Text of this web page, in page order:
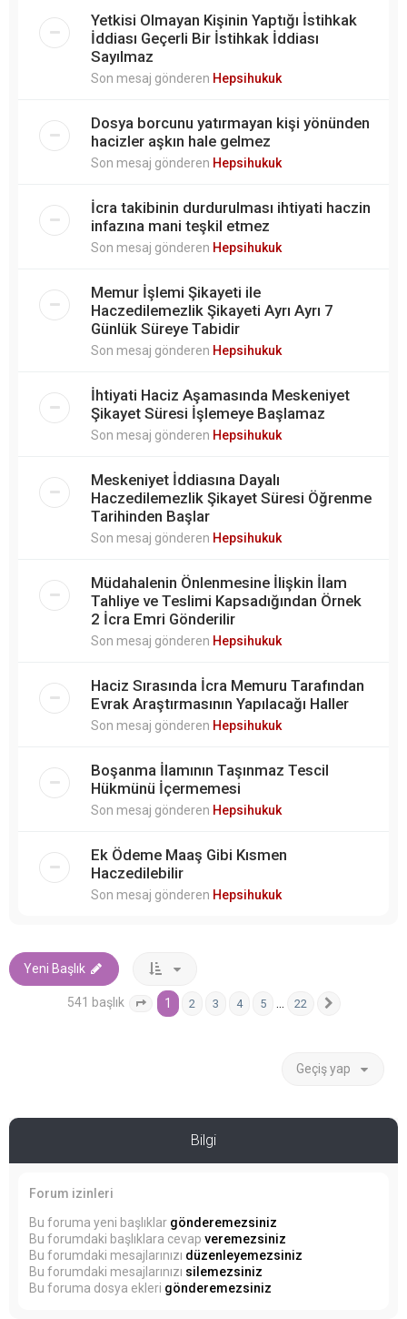
Yetkisi Olmayan Kişinin Yaptığı İstihkak
İddiası Geçerli Bir İstihkak İddiası
Sayılmaz
Son mesaj gönderen Hepsihukuk
Dosya borcunu yatırmayan kişi yönünden
hacizler aşkın hale gelmez
Son mesaj gönderen Hepsihukuk
İcra takibinin durdurulması ihtiyati haczin
infazına mani teşkil etmez
Son mesaj gönderen Hepsihukuk
Memur İşlemi Şikayeti ile
Haczedilemezlik Şikayeti Ayrı Ayrı 7
Günlük Süreye Tabidir
Son mesaj gönderen Hepsihukuk
İhtiyati Haciz Aşamasında Meskeniyet
Şikayet Süresi İşlemeye Başlamaz
Son mesaj gönderen Hepsihukuk
Meskeniyet İddiasına Dayalı
Haczedilemezlik Şikayet Süresi Öğrenme
Tarihinden Başlar
Son mesaj gönderen Hepsihukuk
Müdahalenin Önlenmesine İlişkin İlam
Tahliye ve Teslimi Kapsadığından Örnek
2 İcra Emri Gönderilir
Son mesaj gönderen Hepsihukuk
Haciz Sırasında İcra Memuru Tarafından
Evrak Araştırmasının Yapılacağı Haller
Son mesaj gönderen Hepsihukuk
Boşanma İlamının Taşınmaz Tescil
Hükmünü İçermemesi
Son mesaj gönderen Hepsihukuk
Ek Ödeme Maaş Gibi Kısmen
Haczedilebilir
Son mesaj gönderen Hepsihukuk
Yeni Başlık
541 başlık . sayfa (Toplam22 sayfa)
1 2 3 4 5 22
Geçiş yap
Bilgi
Forum izinleri
Bu foruma yeni başlıklar gönderemezsiniz
Bu forumdaki başlıklara cevap veremezsiniz
Bu forumdaki mesajlarınızı düzenleyemezsiniz
Bu forumdaki mesajlarınızı silemezsiniz
Bu foruma dosya ekleri gönderemezsiniz